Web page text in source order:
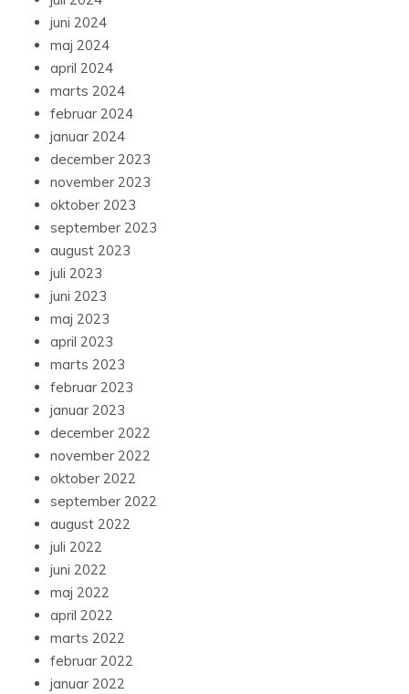
juni 2024
maj 2024
april 2024
marts 2024
februar 2024
januar 2024
december 2023
november 2023
oktober 2023
september 2023
august 2023
juli 2023
juni 2023
maj 2023
april 2023
marts 2023
februar 2023
januar 2023
december 2022
november 2022
oktober 2022
september 2022
august 2022
juli 2022
juni 2022
maj 2022
april 2022
marts 2022
februar 2022
januar 2022